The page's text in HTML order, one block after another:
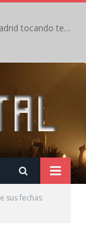
Concierto de Anette Olzon en Agosto en Madrid tocando temas de Nightwish
sus fechas